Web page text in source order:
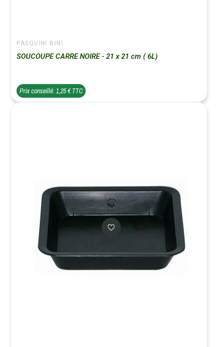
PASQUINI BINI
SOUCOUPE CARRE NOIRE - 21 x 21 cm ( 6L)
Prix conseillé: 1,25 € TTC